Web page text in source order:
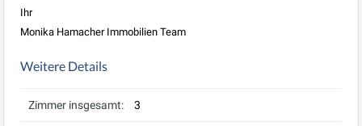
Ihr
Monika Hamacher Immobilien Team
Weitere Details
Zimmer insgesamt: 3